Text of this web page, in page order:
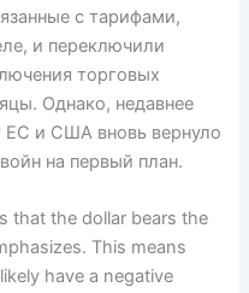
с тарифами,
и переключили
торговых
Однако, недавнее
и США вновь вернуло
на первый план.
that the dollar bears the
This means
have a negative